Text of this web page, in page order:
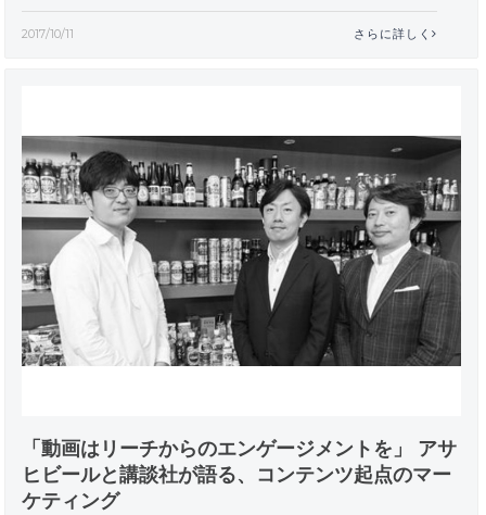
2017/10/11 さらに詳しく
「動画はリーチからのエンゲージメントを」 アサ
ヒビールと講談社が語る、コンテンツ起点のマー
ケティング